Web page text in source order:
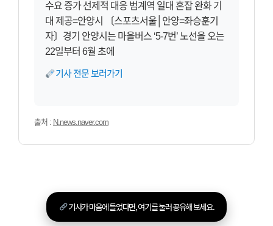
수요 증가 선제적 대응 범계역 일대 혼잡 완화 기
대 제공=안양시 〔스포츠서울│안양=좌승훈기
자〕경기 안양시는 마을버스 ‘5-7번’ 노선을 오는
22일부터 6월 초에
기사 전문 보러가기
출처 : N.news.naver.com
기사가 마음에 들었다면, 여기를 눌러 공유해 보세요.